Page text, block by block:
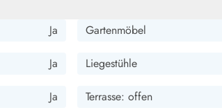
Ja Gartenmöbel
Ja Liegestühle
Ja Terrasse: offen